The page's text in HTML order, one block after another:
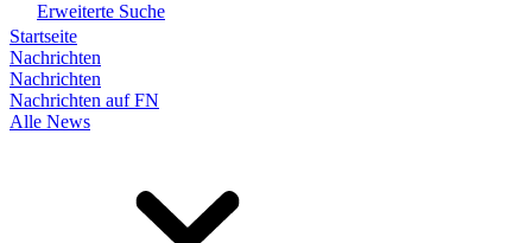
Erweiterte Suche
Startseite
Nachrichten
Nachrichten
Nachrichten auf FN
Alle News